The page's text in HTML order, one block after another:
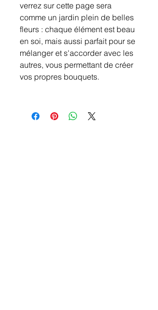
verrez sur cette page sera
comme un jardin plein de belles
fleurs : chaque élément est beau
en soi, mais aussi parfait pour se
mélanger et s'accorder avec les
autres, vous permettant de créer
vos propres bouquets.